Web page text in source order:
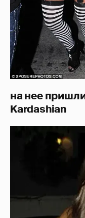
на нее
Kardashian